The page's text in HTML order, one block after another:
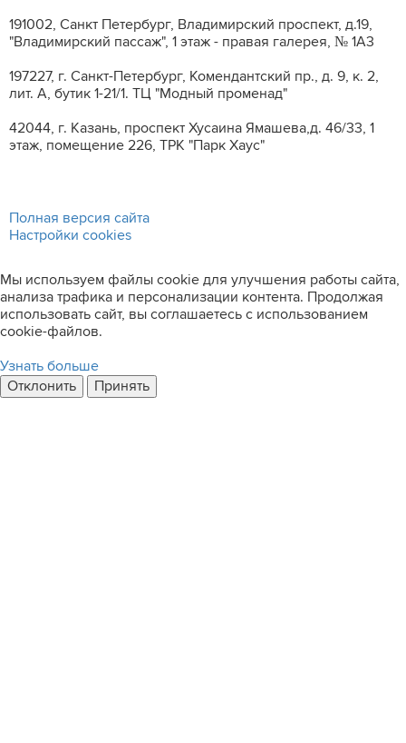
191002, Санкт Петербург, Владимирский проспект, д.19,
"Владимирский пассаж", 1 этаж - правая галерея, № 1А3
197227, г. Санкт-Петербург, Комендантский пр., д. 9, к. 2,
лит. A, бутик 1-21/1. ТЦ "Модный променад"
42044, г. Казань, проспект Хусаина Ямашева,д. 46/33, 1
этаж, помещение 226, ТРК "Парк Хаус"
Полная версия сайта
Настройки cookies
Мы используем файлы cookie для улучшения работы сайта,
анализа трафика и персонализации контента. Продолжая
использовать сайт, вы соглашаетесь с использованием
cookie-файлов.
Узнать больше
Отклонить
Принять